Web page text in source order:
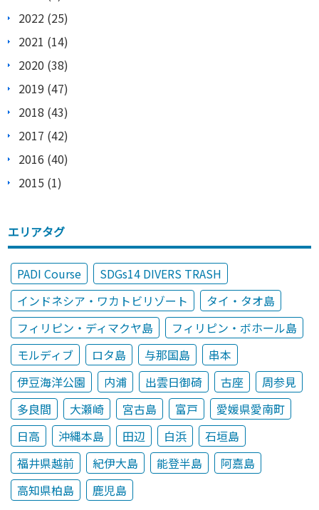
2022 (25)
2021 (14)
2020 (38)
2019 (47)
2018 (43)
2017 (42)
2016 (40)
2015 (1)
エリアタグ
PADI Course
SDGs14 DIVERS TRASH
インドネシア・ワカトビリゾート
タイ・タオ島
フィリピン・ディマクヤ島
フィリピン・ボホール島
モルディブ
ロタ島 与那国島
串本
伊豆海洋公園
内浦 出雲日御碕 古座
周参見
多良間
大瀬崎 宮古島 富戸
愛媛県愛南町
日高
沖縄本島 田辺 白浜
石垣島
福井県越前
紀伊大島 能登半島
阿嘉島
高知県柏島
鹿児島